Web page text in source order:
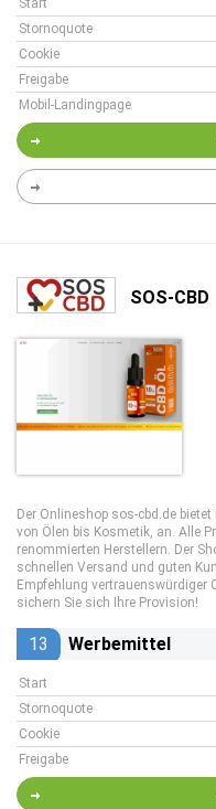
Start
Stornoquote
Cookie
Freigabe
Mobil-Landingpage
SOS-CBD
Der Onlineshop sos-cbd.de
von Ölen bis Kosmetik, an. Alle
renommierten Herstellern. Der
schnellen Versand und guten
Empfehlung vertrauenswürdiger
sichern Sie sich Ihre Provision!
13 Werbemittel
Start
Stornoquote
Cookie
Freigabe